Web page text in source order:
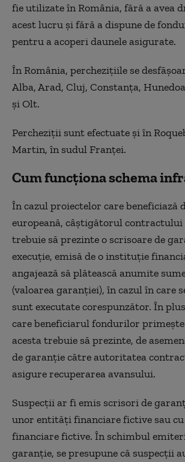
fie utilizate în România, fără a avea
acest lucru şi fără a dispune de
pentru a acoperi daunele asigurate.
În România, percheziţiile se
Alba, Arad, Cluj, Constanţa,
şi Olt.
Percheziţii sunt efectuate şi în
Martin, în sudul Franţei.
Cum funcționa schema
În cazul proiectelor care beneficiază
europeană, câştigătorul
trebuie să prezinte o scrisoare de
execuţie, emisă de o instituţie
angajează să plătească anumite
(valoarea garanţiei), în cazul în care
sunt executate corespunzător. În
care beneficiarul fondurilor primeşte
acesta trebuie să prezinte, de
de garanţie către autoritatea
asigure recuperarea avansului.
Suspecţii ar fi emis scrisori de
unor entităţi financiare fictive sau
financiare fictive. În schimbul
garanţie, se presupune că suspecţii